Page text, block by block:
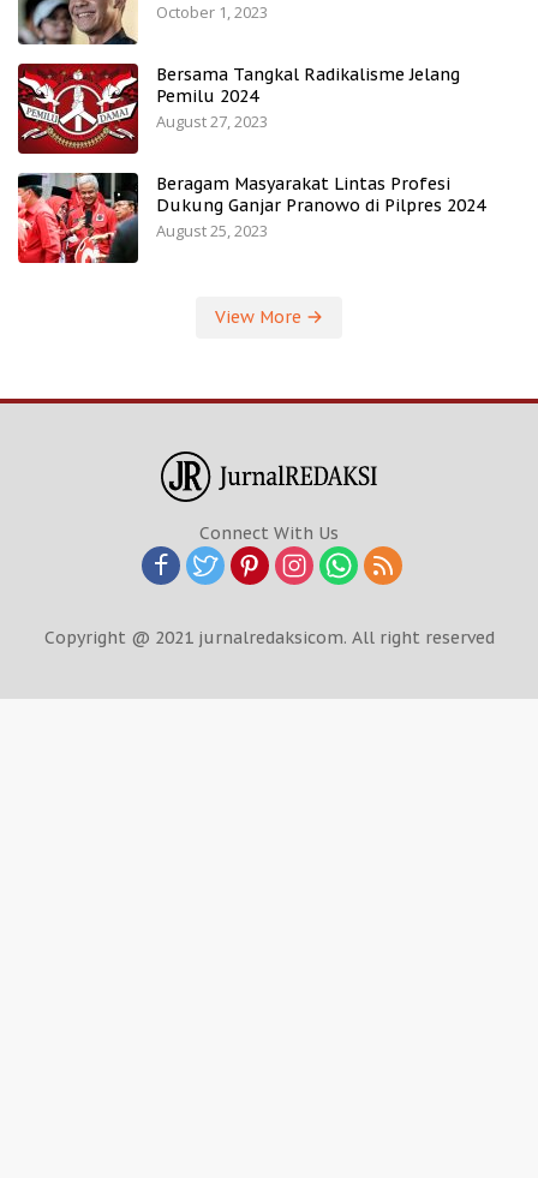
October 1, 2023
Bersama Tangkal Radikalisme Jelang
Pemilu 2024
August 27, 2023
Beragam Masyarakat Lintas Profesi
Dukung Ganjar Pranowo di Pilpres 2024
August 25, 2023
View More
Connect With Us
Copyright @ 2021 jurnalredaksicom. All right reserved